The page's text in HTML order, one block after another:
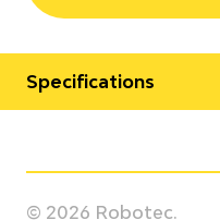
Specifications
© 2026 Robotec.